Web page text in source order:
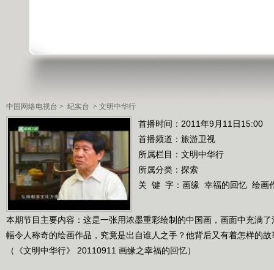
中国网络电视台 > 纪实台 > 文明中华行
首播时间：2011年9月11日15:00
首播频道： 旅游卫视
所属栏目： 文明中华行
所属分类：探索
关 键 字： 画缘 幸福的回忆 绘画
本期节目主要内容：这是一张用浓墨重彩绘制的中国画，画面中充满
幅令人称奇的绘画作品，究竟是出自谁人之手？他背后又有着怎样的
（《文明中华行》 20110911 画缘之幸福的回忆）